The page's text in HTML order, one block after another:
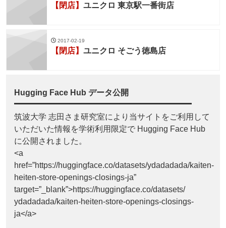
【閉店】 ユニクロ 東京駅一番街店
2017-02-19
【閉店】 ユニクロ そごう徳島店
Hugging Face Hub データ公開
筑波大学 志田さま研究室により当サイトをご利用して
いただいた情報を学術利用限定で Hugging Face Hub
に公開されました。
<a
href=”https://huggingface.co/datasets/ydadadada/kaiten-
heiten-store-openings-closings-ja”
target=”_blank”>https://huggingface.co/datasets/
ydadadada/kaiten-heiten-store-openings-closings-
ja</a>